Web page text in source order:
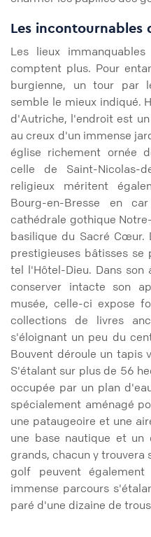
Les incontournables
Les lieux
comptent plus. Pour
burgienne, un tour par
semble le mieux indiqué.
d'Autriche, l'endroit est
au creux d'un immense
église richement ornée
celle de Saint-Nicolas-
religieux méritent
Bourg-en-Bresse en
cathédrale gothique
basilique du Sacré Cœur.
prestigieuses bâtisses
tel l'Hôtel-Dieu. Dans
conserver intacte son
musée, celle-ci expose
collections de livres
s'éloignant un peu du
Bouvent déroule un tapis
S'étalant sur plus de 56
occupée par un plan
spécialement aménagé
une pataugeoire et une
une base nautique et
grands, chacun y trouvera
golf peuvent
immense parcours
paré d'une dizaine de